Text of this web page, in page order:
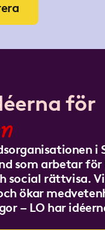
för
i
som arbetar
social rättvisa.
ökar
– LO har